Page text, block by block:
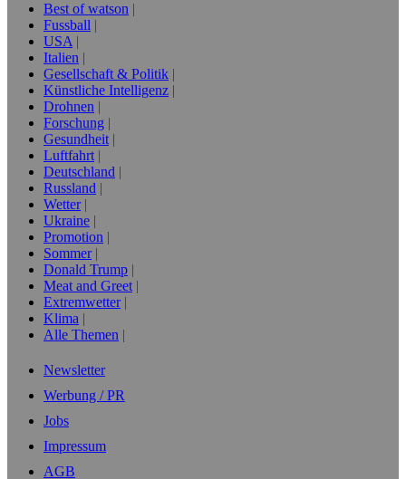
Best of watson
Fussball
USA
Italien
Gesellschaft & Politik
Künstliche Intelligenz
Drohnen
Forschung
Gesundheit
Luftfahrt
Deutschland
Russland
Wetter
Ukraine
Promotion
Sommer
Donald Trump
Meat and Greet
Extremwetter
Klima
Alle Themen
Newsletter
Werbung / PR
Jobs
Impressum
AGB